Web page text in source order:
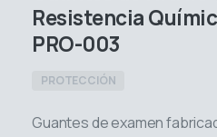
Resistencia
PRO-003
PROTECCIÓN
Guantes de examen